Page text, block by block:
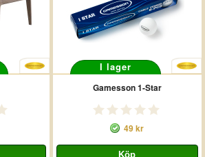
I lager
Gamesson 1-Star
49 kr